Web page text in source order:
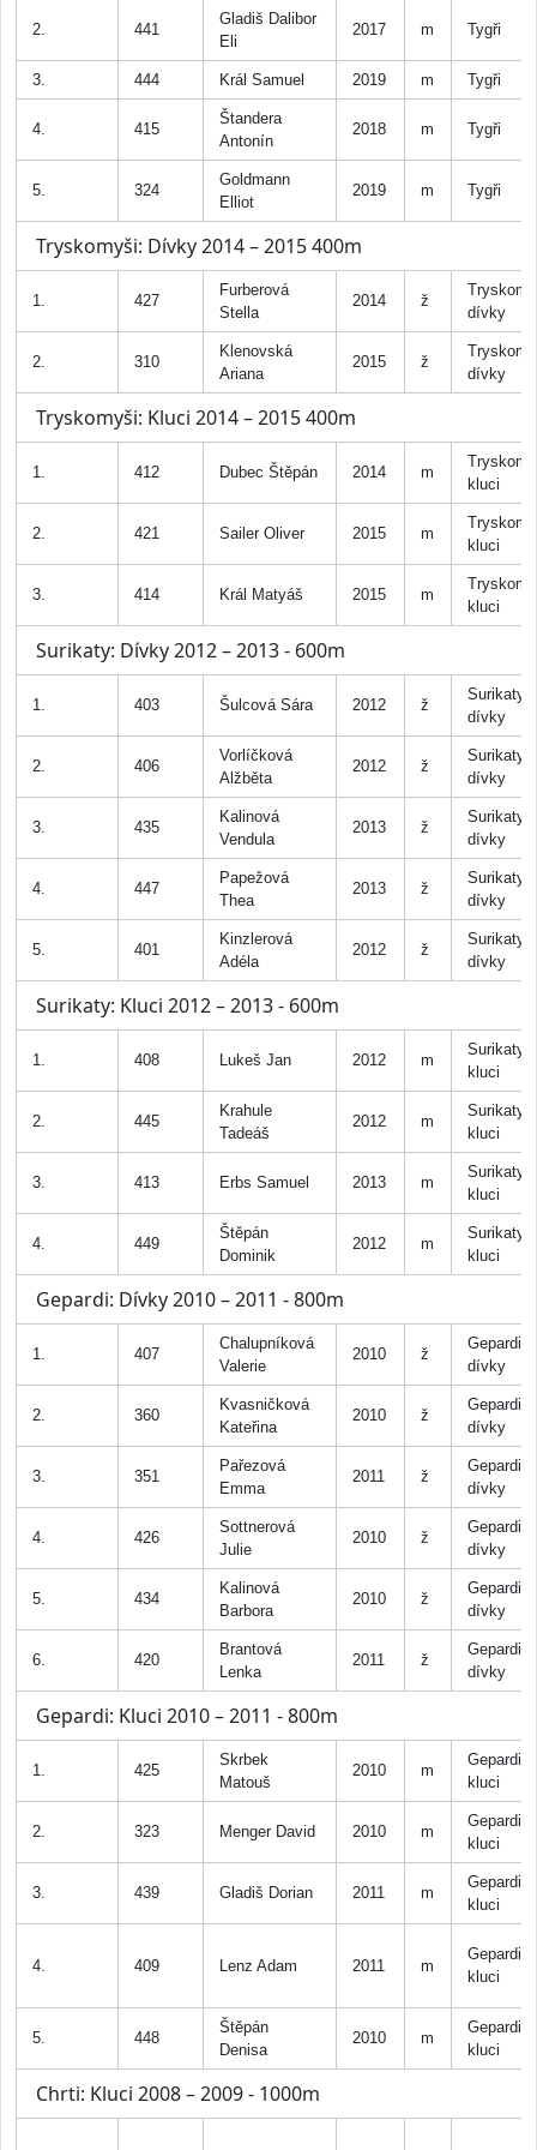
2. 441
Gladiš Dalibor
Eli
2017 m Tygři
3. 444 Král Samuel 2019 m Tygři
4. 415
Štandera
Antonín
2018 m Tygři
5. 324
Goldmann
Elliot
2019 m Tygři
Tryskomyši: Dívky 2014 – 2015 400m
1. 427
Furberová
Stella
2014 ž
dívky
2. 310
Klenovská
Ariana
2015 ž
dívky
Tryskomyši: Kluci 2014 – 2015 400m
1. 412 Dubec Štěpán 2014 m
kluci
2. 421 Sailer Oliver 2015 m
kluci
3. 414 Král Matyáš 2015 m
kluci
Surikaty: Dívky 2012 – 2013 - 600m
1. 403 Šulcová Sára 2012 ž
Surikaty
dívky
2. 406
Vorlíčková
Alžběta
2012 ž
Surikaty
dívky
3. 435
Kalinová
Vendula
2013 ž
Surikaty
dívky
4. 447
Papežová
Thea
2013 ž
Surikaty
dívky
5. 401
Kinzlerová
Adéla
2012 ž
Surikaty
dívky
Surikaty: Kluci 2012 – 2013 - 600m
1. 408 Lukeš Jan 2012 m
Surikaty
kluci
2. 445
Krahule
Tadeáš
2012 m
Surikaty
kluci
3. 413 Erbs Samuel 2013 m
Surikaty
kluci
4. 449
Štěpán
Dominik
2012 m
Surikaty
kluci
Gepardi: Dívky 2010 – 2011 - 800m
1. 407
Chalupníková
Valerie
2010 ž
Gepardi
dívky
2. 360
Kvasničková
Kateřina
2010 ž
Gepardi
dívky
3. 351
Pařezová
Emma
2011 ž
Gepardi
dívky
4. 426
Sottnerová
Julie
2010 ž
Gepardi
dívky
5. 434
Kalinová
Barbora
2010 ž
Gepardi
dívky
6. 420
Brantová
Lenka
2011 ž
Gepardi
dívky
Gepardi: Kluci 2010 – 2011 - 800m
1. 425
Skrbek
Matouš
2010 m
Gepardi
kluci
2. 323 Menger David 2010 m
Gepardi
kluci
3. 439 Gladiš Dorian 2011 m
Gepardi
kluci
4. 409 Lenz Adam 2011 m
Gepardi
kluci
5. 448
Štěpán
Denisa
2010 m
Gepardi
kluci
Chrti: Kluci 2008 – 2009 - 1000m